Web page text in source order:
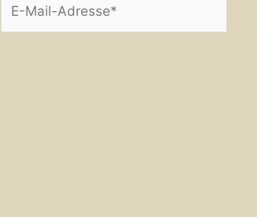
Mail-